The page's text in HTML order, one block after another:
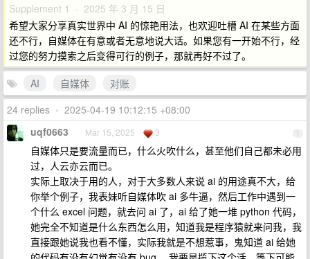
Supplement 1 · 2025 年 3 月 15 日
希望大家分享真实世界中 AI 的惊艳用法，也欢迎吐槽 AI 在某些方面
还不行，自媒体在有意或者无意地说大话。如果您有一开始不行，经
过您的努力摸索之后变得可行的例子，那就再好不过了。
AI
自媒体
对账
24 replies • 2025-04-19 10:12:15 +08:00
1
uqf0663 Mar 15, 2025 3
自媒体只是要流量而已，什么火吹什么，甚至他们自己都未必用
过，人云亦云而已。
实际上取决于用的人，对于大多数人来说 ai 的用途真不大，给
你举个例子，我表妹听自媒体吹 ai 多牛逼，然后工作中遇到一
个什么 excel 问题，就去问 ai 了，ai 给了她一堆 python 代码，
她完全不知道是什么东西怎么用，知道我是程序猿就来问我，我
直接跟她说我也看不懂，实际我就是不想惹事，鬼知道 ai 给她